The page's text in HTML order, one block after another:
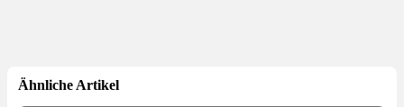
Ähnliche Artikel